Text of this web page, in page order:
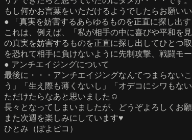
もし何かお言葉をいただけるようでしたらお願いい
● 「真実を妨害するあらゆるものを正直に探し出
これは、例えば、「私が相手の中に喜びや平和を
の真実を妨害するものを正直に探し出してひとつ
を恐れて相手に負けないように先制攻撃、戦闘モ
● アンチエイジングについて
最後に・・・アンチエイジングなんてつまらない
う」「生え際も薄くないし」「オデコにシワもな
ただけたらなあと思いました☺
長々となってしまいましたが、どうぞよろしくお
また次週を楽しみにしています♥
ひとみ（ぽよピコ）